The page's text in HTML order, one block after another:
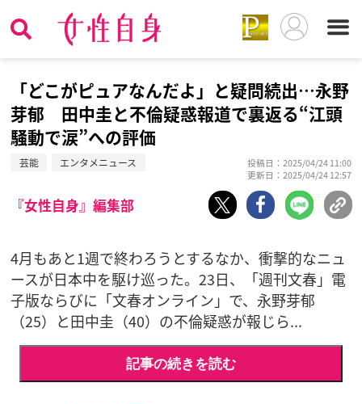
「どこがピュアなんだよ」と疑問続出…永野
芽郁 田中圭と不倫疑惑報道で裏返る“江頭
騒動で涙”への評価
芸能 エンタメニュース
投稿日：2025/04/24 11:00
更新日：2025/04/24 12:57
『女性自身』編集部
4月もあと1週で終わろうとするなか、衝撃的なニュ
ースが日本中を駆け巡った。23日、「週刊文春」電
子版ならびに「文春オンライン」で、永野芽郁
（25）と田中圭（40）の不倫疑惑が報じら...
記事の続きを読む